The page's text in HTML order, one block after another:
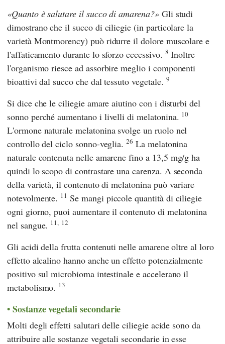
Quanto è salutare il succo di amarena? Gli studi
dimostrano che il succo di ciliegie (in particolare la
varietà Montmorency) può ridurre il dolore muscolare e
l'affaticamento durante lo sforzo eccessivo. 8 Inoltre
l'organismo riesce ad assorbire meglio i componenti
bioattivi dal succo che dal tessuto vegetale. 9
Si dice che le ciliegie amare aiutino con i disturbi del
sonno perché aumentano i livelli di melatonina. 10
L'ormone naturale melatonina svolge un ruolo nel
controllo del ciclo sonno-veglia.26 La melatonina
naturale contenuta nelle amarene fino a 13,5 mg/g ha
quindi lo scopo di contrastare una carenza. A seconda
della varietà, il contenuto di melatonina può variare
notevolmente. 11 Se mangi piccole quantità di ciliegie
ogni giorno, puoi aumentare il contenuto di melatonina
nel sangue. 11, 12
Gli acidi della frutta contenuti nelle amarene oltre al loro
effetto alcalino hanno anche un effetto potenzialmente
positivo sul microbioma intestinale e accelerano il
metabolismo. 13
Sostanze vegetali secondarie
Molti degli effetti salutari delle ciliegie acide sono da
attribuire alle sostanze vegetali secondarie in esse